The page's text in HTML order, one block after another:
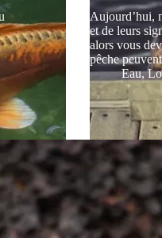
Aujourd’hui,
et de leurs
alors vous
pêche
Eau,